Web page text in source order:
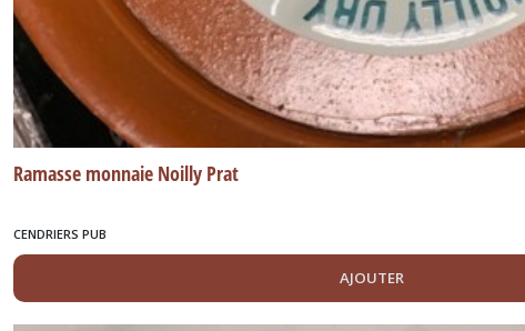
Ramasse monnaie Noilly Prat
CENDRIERS PUB
AJOUTER